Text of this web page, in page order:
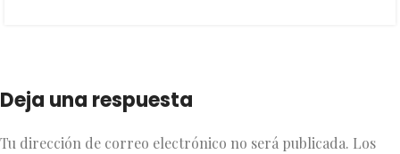
Deja una respuesta
Tu dirección de correo electrónico no será publicada. Los